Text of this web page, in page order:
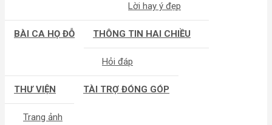
Lời hay ý đẹp
BÀI CA HỌ ĐỖ THÔNG TIN HAI CHIỀU
Hỏi đáp
THƯ VIỆN
Trang ảnh
TÀI TRỢ ĐÓNG GÓP